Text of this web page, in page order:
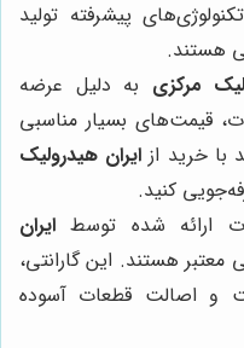
پیشرفته تولید
هستند.
مرکزی به دلیل عرضه
قیمت‌های بسیار مناسبی
با خرید از ایران هیدرولیک
کنید.
ارائه شده توسط ایران
معتبر هستند. این گارانتی،
و اصالت قطعات آسوده